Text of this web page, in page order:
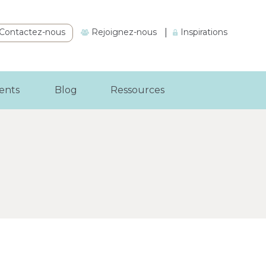
Contactez-nous Rejoignez-nous Inspirations
Blog Ressources